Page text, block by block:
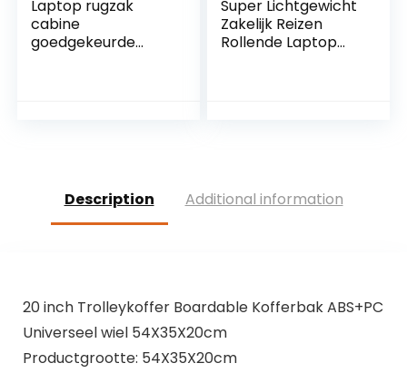
Laptop rugzak
cabine
goedgekeurde
Super Lichtgewicht
Zakelijk Reizen
Rollende Laptop
surprise
Description Additional information
20 inch Trolleykoffer Boardable Kofferbak ABS+PC
Universeel wiel 54X35X20cm
Productgrootte: 54X35X20cm